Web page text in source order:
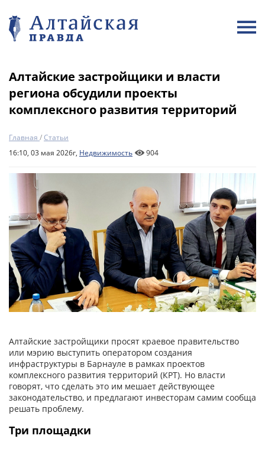
Алтайские застройщики и власти
региона обсудили проекты
комплексного развития территорий
Главная /Статьи
16:10, 03 мая 2026г, Недвижимость 904
Алтайские застройщики просят краевое правительство
или мэрию выступить оператором создания
инфраструктуры в Барнауле в рамках проектов
комплексного развития территорий (КРТ). Но власти
говорят, что сделать это им мешает действующее
законодательство, и предлагают инвесторам самим сообща
решать проблему.
Три площадки